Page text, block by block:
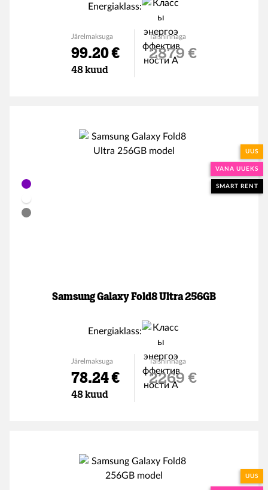
Energiaklass:
Järelmaksuga
99.20 €
48 kuud
Täishinnaga
2879 €
UUS
VANA UUEKS
SMART RENT
Samsung Galaxy Fold8 Ultra 256GB
Energiaklass:
Järelmaksuga
78.24 €
48 kuud
Täishinnaga
2269 €
UUS